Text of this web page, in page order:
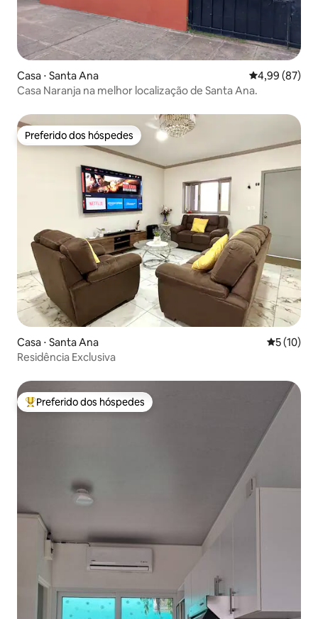
Casa ⋅ Santa Ana 4,99 de uma
4,99 (87)
Casa Naranja na melhor localização de Santa Ana.
Preferido dos hóspedes
Preferido dos hóspedes
Casa ⋅ Santa Ana 5 de uma
5 (10)
Residência Exclusiva
Entre os melhores preferidos dos hóspedes
Preferido dos hóspedes